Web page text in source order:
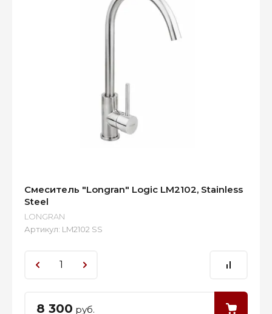
Смеситель "Longran" Logic LM2102, Stainless
Steel
LONGRAN
Артикул: LM2102 SS
8 300 руб.